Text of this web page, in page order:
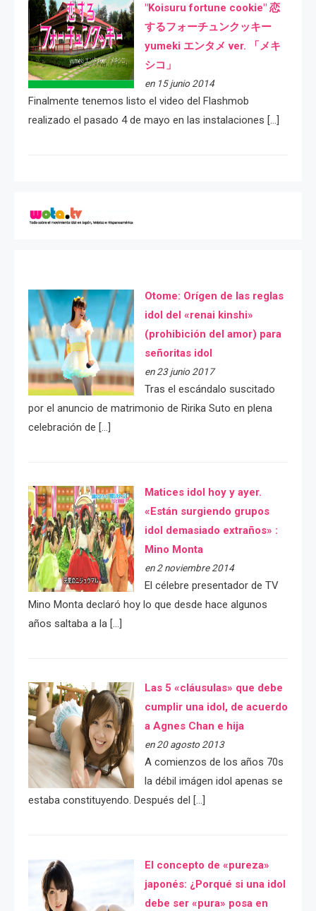
"Koisuru fortune cookie" 恋
するフォーチュンクッキー
yumeki エンタメ ver. 「メキ
シコ」
en 15 junio 2014
Finalmente tenemos listo el video del Flashmob
realizado el pasado 4 de mayo en las instalaciones […]
Otome: Orígen de las reglas
idol del «renai kinshi»
(prohibición del amor) para
señoritas idol
en 23 junio 2017
Tras el escándalo suscitado
por el anuncio de matrimonio de Ririka Suto en plena
celebración de […]
Matices idol hoy y ayer.
«Están surgiendo grupos
idol demasiado extraños» :
Mino Monta
en 2 noviembre 2014
El célebre presentador de TV
Mino Monta declaró hoy lo que desde hace algunos
años saltaba a la […]
Las 5 «cláusulas» que debe
cumplir una idol, de acuerdo
a Agnes Chan e hija
en 20 agosto 2013
A comienzos de los años 70s
la débil imágen idol apenas se
estaba constituyendo. Después del […]
El concepto de «pureza»
japonés: ¿Porqué si una idol
debe ser «pura» posa en